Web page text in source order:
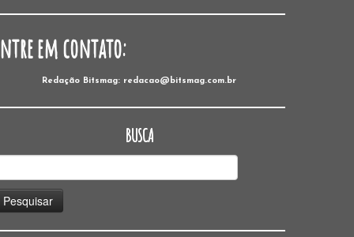
em contato:
Redação Bitsmag: redacao@bitsmag.com.br
BUSCA